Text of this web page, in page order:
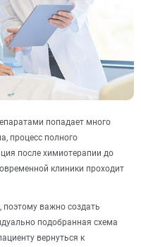
попадает много
процесс полного
после химиотерапии до
клиники проходит
поэтому важно создать
подобранная схема
вернуться к